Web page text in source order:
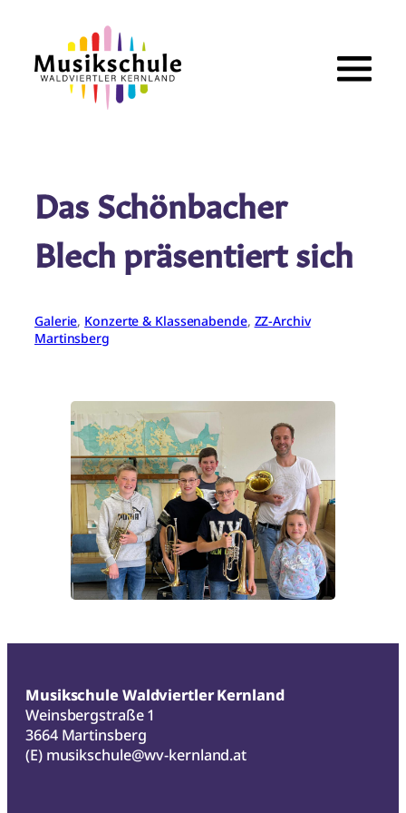
springen
Das Schönbacher
Blech präsentiert sich
Galerie, Konzerte & Klassenabende, ZZ-Archiv
Martinsberg
Musikschule Waldviertler Kernland
Weinsbergstraße 1
3664 Martinsberg
(E) musikschule@wv-kernland.at